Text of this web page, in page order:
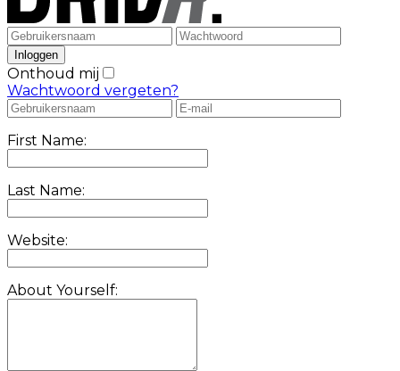
Onthoud mij
Wachtwoord vergeten?
First Name:
Last Name:
Website:
About Yourself: